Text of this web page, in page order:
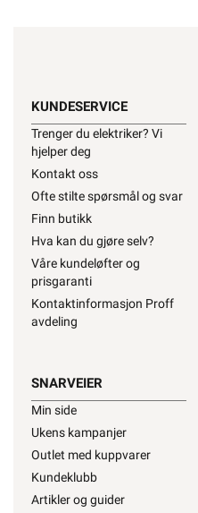
KUNDESERVICE
Trenger du elektriker? Vi
hjelper deg
Kontakt oss
Ofte stilte spørsmål og svar
Finn butikk
Hva kan du gjøre selv?
Våre kundeløfter og
prisgaranti
Kontaktinformasjon Proff
avdeling
SNARVEIER
Min side
Ukens kampanjer
Outlet med kuppvarer
Kundeklubb
Artikler og guider